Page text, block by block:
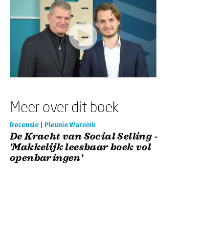
Meer over dit boek
Recensie | Pleunie Warnink
De Kracht van Social Selling -
'Makkelijk leesbaar boek vol
openbaringen'